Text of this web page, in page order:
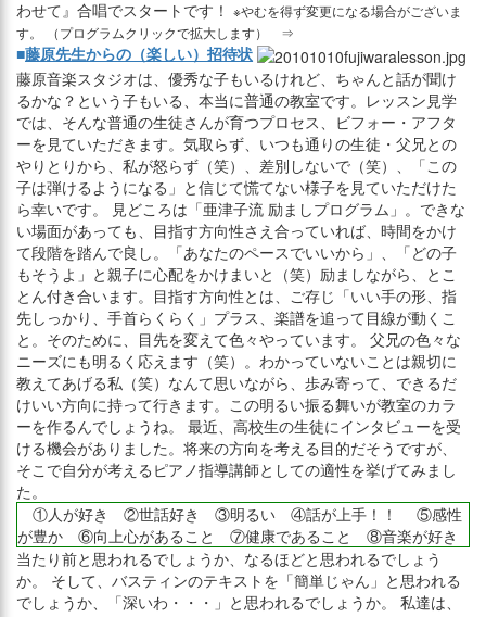
わせて』合唱でスタートです！ ※やむを得ず変更になる場合がございま
す。
（プログラムクリックで拡大します） ⇒
■藤原先生からの（楽しい）招待状
藤原音楽スタジオは、優秀な子もいるけれど、ちゃんと話が聞け
るかな？という子もいる、本当に普通の教室です。レッスン見学
では、そんな普通の生徒さんが育つプロセス、ビフォー・アフタ
ーを見ていただきます。気取らず、いつも通りの生徒・父兄との
やりとりから、私が怒らず（笑）、差別しないで（笑）、「この
子は弾けるようになる」と信じて慌てない様子を見ていただけた
ら幸いです。 見どころは「亜津子流 励ましプログラム」。できな
い場面があっても、目指す方向性さえ合っていれば、時間をかけ
て段階を踏んで良し。「あなたのペースでいいから」、「どの子
もそうよ」と親子に心配をかけまいと（笑）励ましながら、とこ
とん付き合います。目指す方向性とは、ご存じ「いい手の形、指
先しっかり、手首らくらく」プラス、楽譜を追って目線が動くこ
と。そのために、目先を変えて色々やっています。 父兄の色々な
ニーズにも明るく応えます（笑）。わかっていないことは親切に
教えてあげる私（笑）なんて思いながら、歩み寄って、できるだ
けいい方向に持って行きます。この明るい振る舞いが教室のカラ
ーを作るんでしょうね。 最近、高校生の生徒にインタビューを受
ける機会がありました。将来の方向を考える目的だそうですが、
そこで自分が考えるピアノ指導講師としての適性を挙げてみまし
た。
①人が好き ②世話好き ③明るい ④話が上手！！ ⑤感性
が豊か ⑥向上心があること ⑦健康であること ⑧音楽が好き
当たり前と思われるでしょうか、なるほどと思われるでしょう
か。 そして、バスティンのテキストを「簡単じゃん」と思われる
でしょうか、「深いわ・・・」と思われるでしょうか。 私達は、